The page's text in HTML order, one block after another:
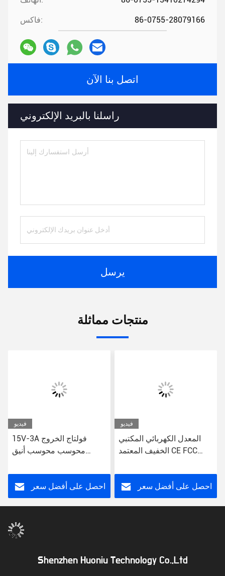
فاكس: 86-0755-28079166
اتصل بنا الآن
راسلنا بالبريد الإلكتروني
يرسل
منتجات مماثلة
فيديو
15V-3A فولتاج الخروج
محوسب محوسب أنيق
للكمبيوترات المكتبية
احصل على أفضل سعر
فيديو
المعدل الكهربائي المكتبي
الخفيف المعتمد CE FCC
احصل على أفضل سعر
Shenzhen Huoniu Technology Co.,Ltd